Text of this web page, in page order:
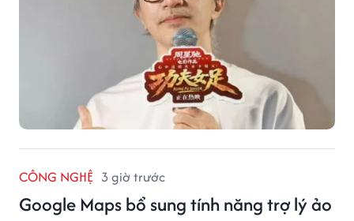
CÔNG NGHỆ 3 giờ trước
Google Maps bổ sung tính năng trợ lý ảo